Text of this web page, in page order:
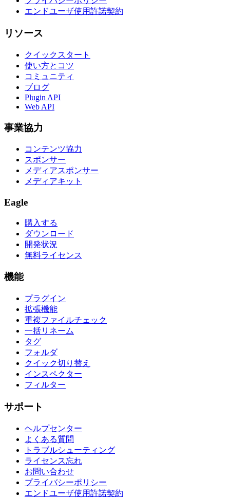
エンドユーザ使用許諾契約
リソース
クイックスタート
使い方とコツ
コミュニティ
ブログ
Plugin API
Web API
事業協力
コンテンツ協力
スポンサー
メディアスポンサー
メディアキット
Eagle
購入する
ダウンロード
開発状況
無料ライセンス
機能
プラグイン
拡張機能
重複ファイルチェック
一括リネーム
タグ
フォルダ
クイック切り替え
インスペクター
フィルター
サポート
ヘルプセンター
よくある質問
トラブルシューティング
ライセンス忘れ
お問い合わせ
プライバシーポリシー
エンドユーザ使用許諾契約